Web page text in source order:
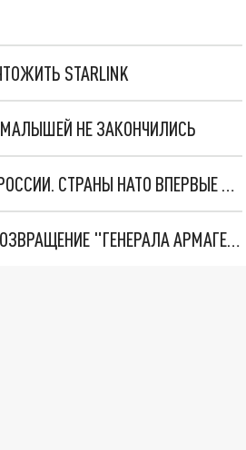
STARLINK
НЕ ЗАКОНЧИЛИСЬ
"ОЧЕНЬ ПЛОХИЕ НОВОСТИ": БОЛЬШАЯ ОШИБКА PALANTIR В РОССИИ. СТРАНЫ НАТО ВПЕРВЫЕ ЗА СВО ОСТАНОВИЛИ ПОСТАВКИ ОРУЖИЯ. ВСУ ТЕРЯЮТ ПРИГРАНИЧЬЕ?
ТРИ ГЛАВНЫХ ИНСАЙДА ОБ СВО. ОТМЕНА МОБИЛИЗАЦИИ И ВОЗВРАЩЕНИЕ "ГЕНЕРАЛА АРМАГЕДДОНА"? ОТЛИЧНЫЕ НОВОСТИ, КОТОРЫЕ ЖДАЛИ ВСЕ